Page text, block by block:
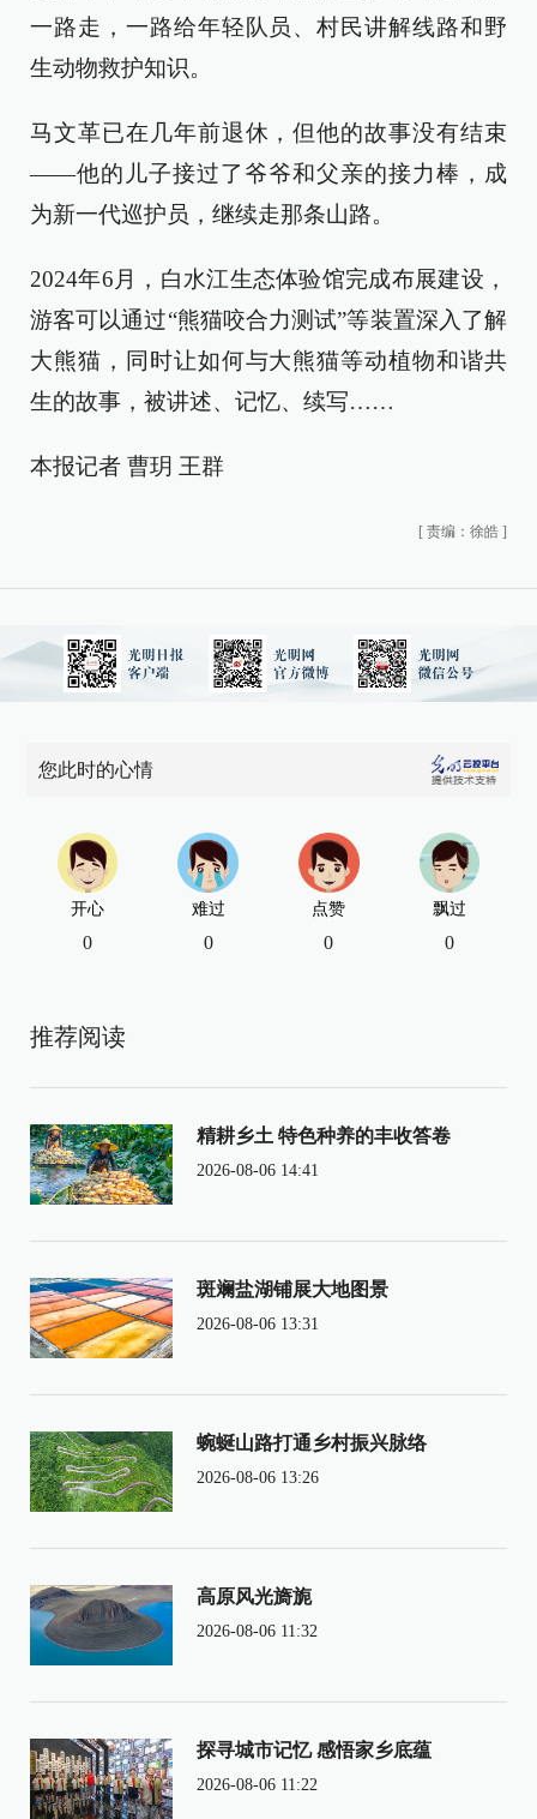
一路走，一路给年轻队员、村民讲解线路和野
生动物救护知识。
马文革已在几年前退休，但他的故事没有结束
——他的儿子接过了爷爷和父亲的接力棒，成
为新一代巡护员，继续走那条山路。
2024年6月，白水江生态体验馆完成布展建设，
游客可以通过“熊猫咬合力测试”等装置深入了解
大熊猫，同时让如何与大熊猫等动植物和谐共
生的故事，被讲述、记忆、续写……
本报记者 曹玥 王群
[ 责编：徐皓 ]
您此时的心情
开心
0
难过
0
点赞
0
飘过
0
推荐阅读
精耕乡土 特色种养的丰收答卷
2026-08-06 14:41
斑斓盐湖铺展大地图景
2026-08-06 13:31
蜿蜒山路打通乡村振兴脉络
2026-08-06 13:26
高原风光旖旎
2026-08-06 11:32
探寻城市记忆 感悟家乡底蕴
2026-08-06 11:22